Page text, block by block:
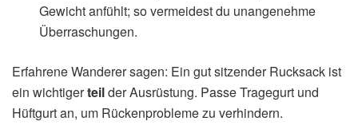
Gewicht anfühlt; so vermeidest du unangenehme
Überraschungen.
Erfahrene Wanderer sagen: Ein gut sitzender Rucksack ist
ein wichtigerteilder Ausrüstung. Passe Tragegurt und
Hüftgurt an, um Rückenprobleme zu verhindern.